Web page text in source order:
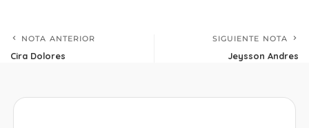
NOTA ANTERIOR
Cira Dolores
SIGUIENTE NOTA
Jeysson Andres